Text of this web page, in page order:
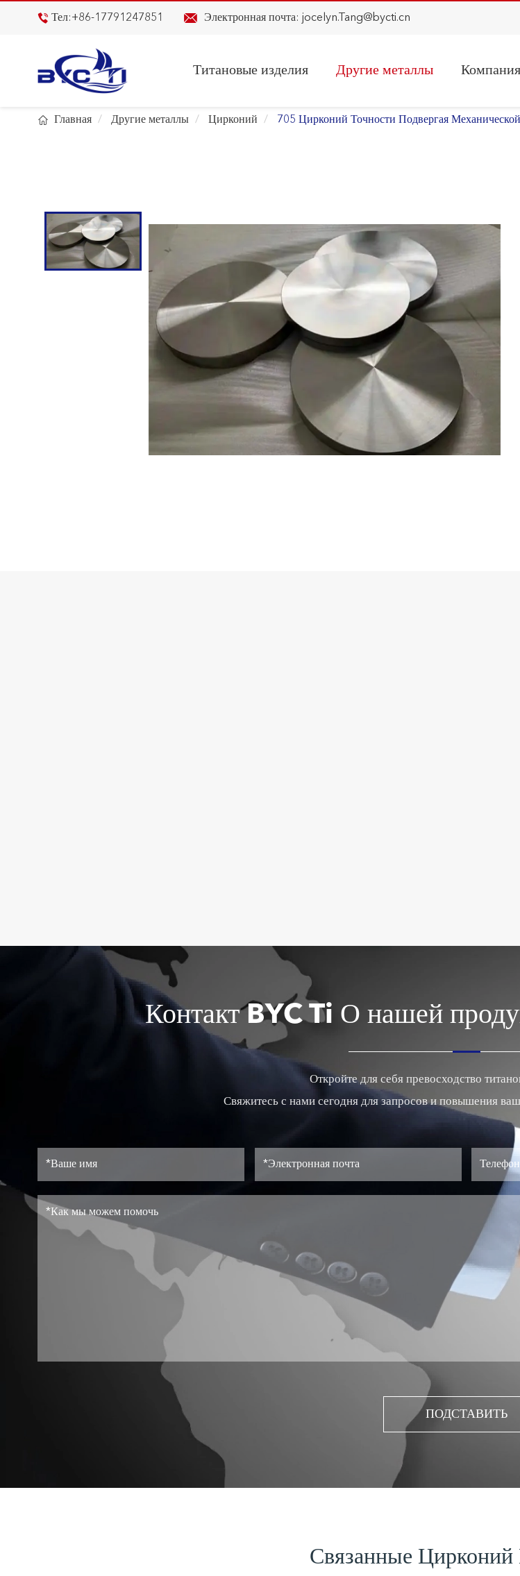
 Тел:+86-17791247851 Электронная почта: jocelyn.Tang@bycti.cn
Титановые изделия Другие металлы Компания
 Главная Другие металлы Цирконий 705 Цирконий Точности Подвергая
Контакт BYC Ti О нашей
Откройте для себя превосходство
Свяжитесь с нами сегодня для запросов и повышения
ПОДСТАВИТЬ
Связанные Цирконий